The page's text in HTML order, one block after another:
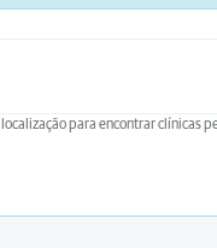
para encontrar clínicas